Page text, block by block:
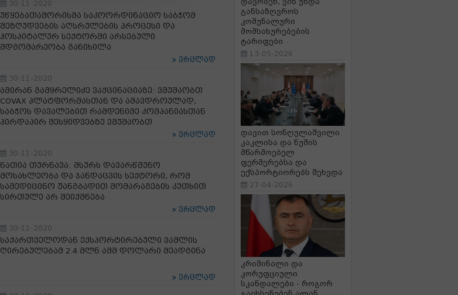
30-11-2020
უწყებათაშორისმა საკოორდინაციო საბჭომ
შეზღუდვების აღსრულების პროცესი და
ჰოსპიტალურ სექტორში არსებული
მდგომარეობა განიხილა
ვრცლად
30-11-2020
ამირან გამყრელიძე ვაქცინაციაზე: ვმუშაობთ
COVAX პლატფორმასთან და ამავდროულად,
საბჭოს დავალებით რამდენიმე კომპანიასთან
პირდაპირ შესყიდვებზე ვმუშაობთ
ვრცლად
30-11-2020
ნათია თურნავა: მსურს დავარწმუნო
მოსახლეობა და ჯანდაცვის სექტორი, რომ
სამედიცინო ჟანგბადით მომარაგების კუთხით
სირთულე არ შეიქმნება
ვრცლად
30-11-2020
საქართველოდან ექსპორტირებული ვაშლის
ღირებულებამ 2.4 მლნ აშშ დოლარი შეადგინა
ვრცლად
დავობენ, ვინ უნდა
განსაზღვროს
კომუნალური
მომსახურებების
ტარიფები
13-05-2026
დავით სონღულაშვილი
კაკლისა და ნუშის
მწარმოებელ
ფერმერებსა და
ექსპორტიორებს შეხვდა
27-04-2026
კრიმინალი და
კორუფციული
სკანდალები - როგორ